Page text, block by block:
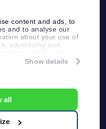
content and ads, to
and to analyse our
about your use of
advertising and
to them or that
Show details
all
8538.62.722B01
One Million Stars